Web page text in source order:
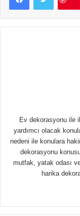
Ev dekorasyonu ile
yardımcı olacak
nedeni ile konulara
dekorasyonu
mutfak, yatak odası
harika